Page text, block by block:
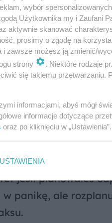
oswoić, nie walcz z
przyniesie
Twój urok
by spędzić czas
pomysłów na siłę.
jeśli planowałeś
panikę, ale
wybór
Użytkownika my i Zaufani
aktywnie skanować
prosimy o zgodę na
i zawsze możesz ją zmienić/
strony
. Niektóre rodzaje
się takiemu przetwarzaniu.
informacjami, abyś mógł
informacje dotyczące
oraz po kliknięciu w „Ustawienia”.
USTAWIENIA